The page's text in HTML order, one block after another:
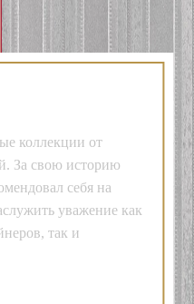
коллекции от
За свою историю
себя на
уважение как
так и